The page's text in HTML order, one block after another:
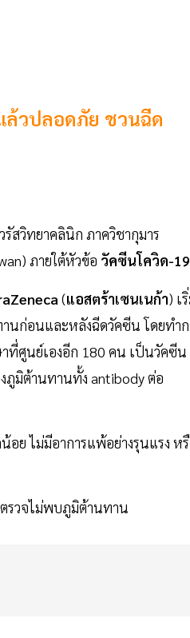
ล้วปลอดภัย ชวนฉีด
สวิทยาคลินิก ภาควิชากุมาร
ภายใต้หัวข้อ วัคซีนโควิด-19
(แอสตร้าเซนเนก้า) เ
นก่อนและหลังฉีดวัคซีน โดยทำก
ที่ศูนย์เองอีก 180 คน เป็นวัคซีน
งภูมิต้านทานทั้ง antibody ต่อ
อย ไม่มีอาการแพ้อย่างรุนแรง ห
รวจไม่พบภูมิต้านทาน